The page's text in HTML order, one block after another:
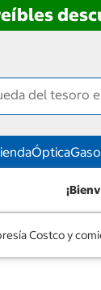
Óptica
Costco y